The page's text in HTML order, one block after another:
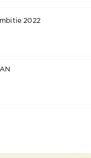
2022